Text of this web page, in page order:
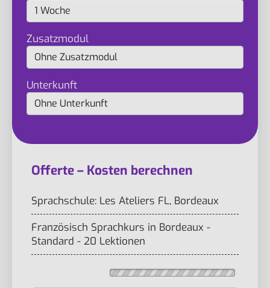
Zusatzmodul
Unterkunft
Offerte – Kosten berechnen
Sprachschule: Les Ateliers FL, Bordeaux
Französisch Sprachkurs in Bordeaux -
Standard - 20 Lektionen